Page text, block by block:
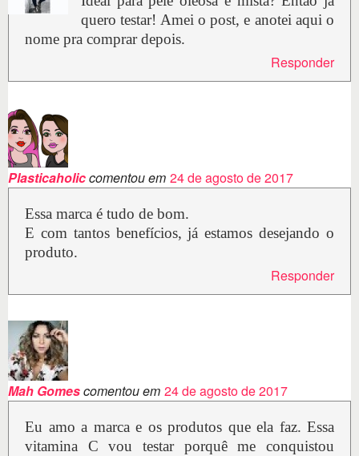
quero testar! Amei o post, e anotei aqui o
nome pra comprar depois.
Responder
Plasticaholiccomentou em 24 de agosto de 2017
Essa marca é tudo de bom.
E com tantos benefícios, já estamos desejando o
produto.
Responder
Mah Gomescomentou em 24 de agosto de 2017
Eu amo a marca e os produtos que ela faz. Essa
vitamina C vou testar porquê me conquistou